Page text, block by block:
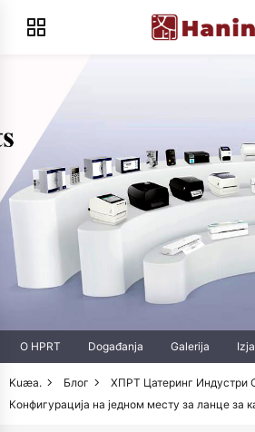
O HPRT Događanja Galerija
Kuæa. Блог
ХПРТ Цатеринг Индустри
Конфигурација на једном месту за ланце за